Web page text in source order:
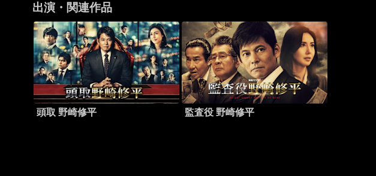
出演・関連作品
頭取 野崎修平 監査役 野崎修平